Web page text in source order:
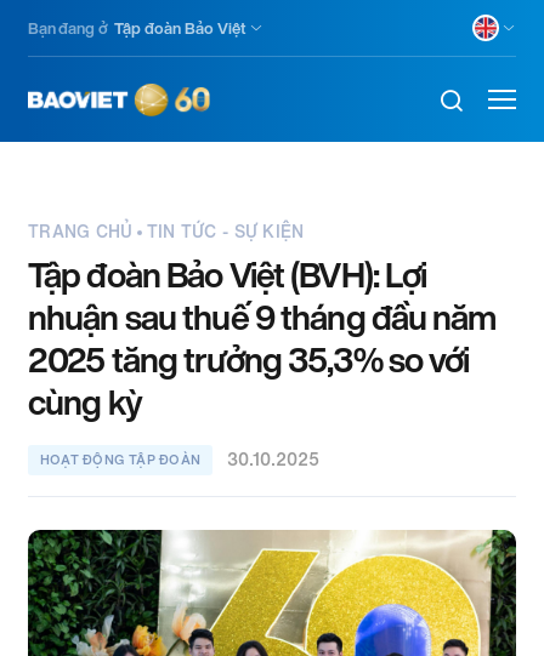
content
Bạn đang ở Tập đoàn Bảo Việt
TRANG CHỦ TIN TỨC - SỰ KIỆN
Tập đoàn Bảo Việt (BVH): Lợi
nhuận sau thuế 9 tháng đầu năm
2025 tăng trưởng 35,3% so với
cùng kỳ
HOẠT ĐỘNG TẬP ĐOÀN 30.10.2025